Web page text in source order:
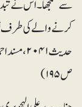
سے سمجھا۔ اس نے
کرنے والے کی طرف
ص۱۹۵)